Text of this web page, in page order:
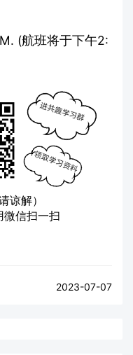
(航班将于下午2:
谅解）
微信扫一扫
2023-07-07